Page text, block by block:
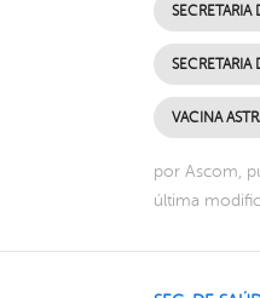
SECRETARIA
VACINA
por Ascom,
última